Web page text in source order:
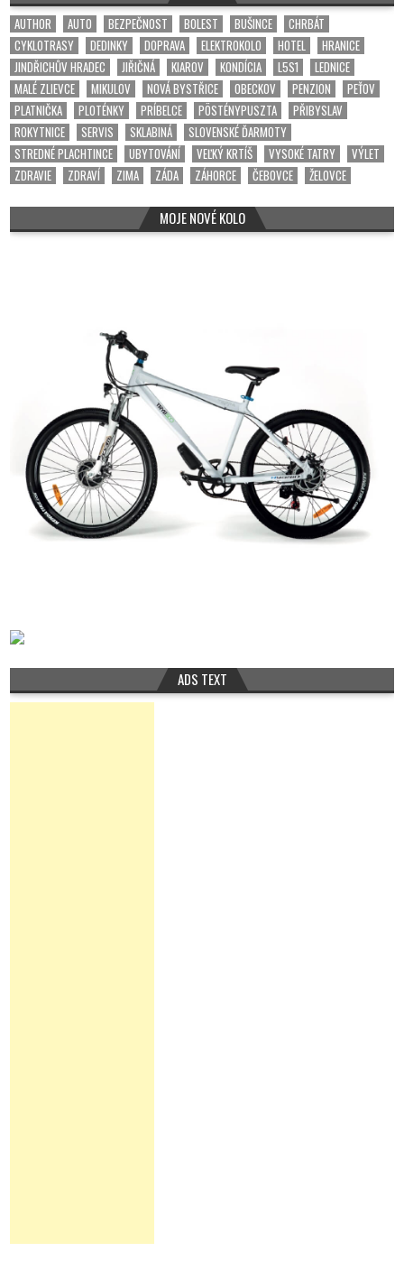
AUTHOR AUTO BEZPEČNOST BOLEST BUŠINCE
CHRBÁT
CYKLOTRASY
DEDINKY DOPRAVA ELEKTROKOLO HOTEL
HRANICE
JINDŘICHŮV HRADEC
JIŘIČNÁ KIAROV KONDÍCIA L5S1
LEDNICE
MALÉ ZLIEVCE
MIKULOV NOVÁ BYSTŘICE OBECKOV PENZION
PEŤOV
PLATNIČKA
PLOTÉNKY PRÍBELCE PÖSTÉNYPUSZTA
PŘIBYSLAV
ROKYTNICE
SERVIS SKLABINÁ
SLOVENSKÉ ĎARMOTY
STREDNÉ PLACHTINCE
UBYTOVÁNÍ VEĽKÝ KRTÍŠ VYSOKÉ TATRY
VÝLET
ZDRAVIE
ZDRAVÍ ZIMA ZÁDA ZÁHORCE ČEBOVCE ŽELOVCE
MOJE NOVÉ KOLO
ADS TEXT